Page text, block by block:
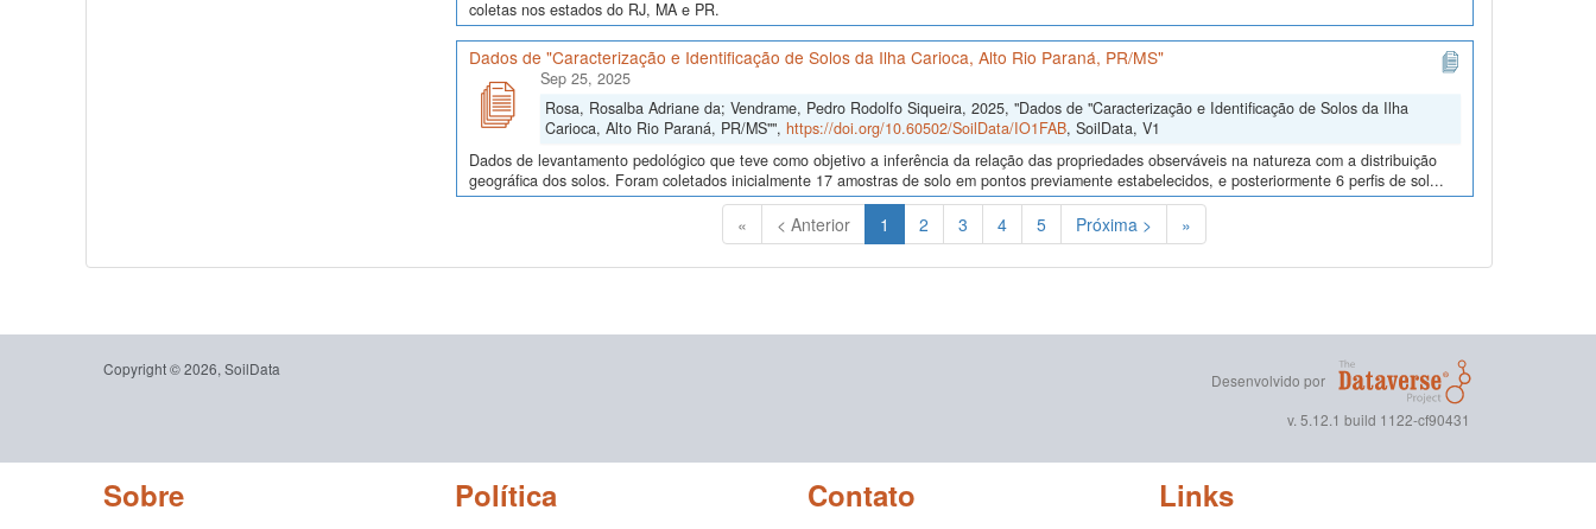
coletas nos estados do RJ, MA e PR.
Dados de "Caracterização e Identificação de Solos da Ilha Carioca, Alto Rio Paraná, PR/MS"
Sep 25, 2025
Rosa, Rosalba Adriane da; Vendrame, Pedro Rodolfo Siqueira, 2025, "Dados de "Caracterização e Identificação de Solos da Ilha
Carioca, Alto Rio Paraná, PR/MS"", https://doi.org/10.60502/SoilData/IO1FAB, SoilData, V1
Dados de levantamento pedológico que teve como objetivo a inferência da relação das propriedades observáveis na natureza com a distribuição
geográfica dos solos. Foram coletados inicialmente 17 amostras de solo em pontos previamente estabelecidos, e posteriormente 6 perfis de sol...
« < Anterior 1 (Atual)
2 3 4 5 Próxima > »
Copyright © 2026, SoilData
Desenvolvido por
v. 5.12.1 build 1122-cf90431
Sobre Política Contato Links